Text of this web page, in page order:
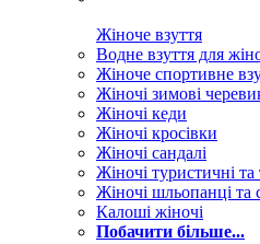
Жіноче взуття
Водне взуття для
Жіноче спортивне
Жіночі зимові
Жіночі кеди
Жіночі кросівки
Жіночі сандалі
Жіночі туристичні та
Жіночі шльопанці та
Калоші жіночі
Побачити більше...